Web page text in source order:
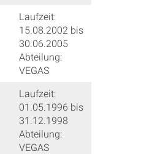
Laufzeit:
15.08.2002 bis
30.06.2005
Abteilung:
VEGAS
Laufzeit:
01.05.1996 bis
31.12.1998
Abteilung:
VEGAS